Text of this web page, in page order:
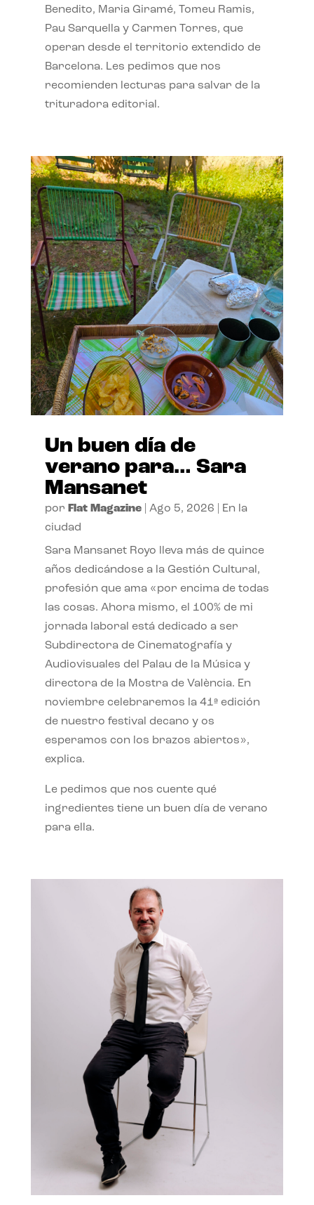
Benedito, Maria Giramé, Tomeu Ramis,
Pau Sarquella y Carmen Torres, que
operan desde el territorio extendido de
Barcelona. Les pedimos que nos
recomienden lecturas para salvar de la
trituradora editorial.
Un buen día de
verano para… Sara
Mansanet
por Flat Magazine| Ago 5, 2026
En la
ciudad
Sara Mansanet Royo lleva más de quince
años dedicándose a la Gestión Cultural,
profesión que ama «por encima de todas
las cosas. Ahora mismo, el 100% de mi
jornada laboral está dedicado a ser
Subdirectora de Cinematografía y
Audiovisuales del Palau de la Música y
directora de la Mostra de València. En
noviembre celebraremos la 41ª edición
de nuestro festival decano y os
esperamos con los brazos abiertos»,
explica.
Le pedimos que nos cuente qué
ingredientes tiene un buen día de verano
para ella.